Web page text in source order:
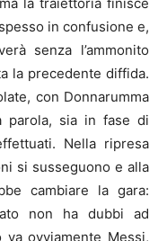
la traiettoria finisce
in confusione e,
senza l’ammonito
la precedente diffida.
con Donnarumma
parola, sia in fase di
Nella ripresa
si susseguono e alla
cambiare la gara:
non ha dubbi ad
ovviamente Messi,